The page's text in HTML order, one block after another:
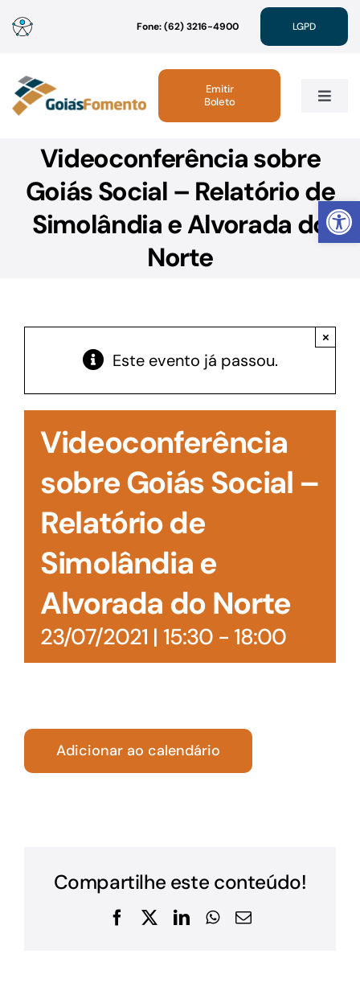
Abrir
para
conteúdo
Fone: (62) 3216-4900 LGPD
Toggle
Institucional
Acesso à Informação
Emitir
Boleto
Videoconferência sobre
Goiás Social – Relatório de
Simolândia e Alvorada do
Norte
Este evento já passou.
×
Videoconferência
sobre Goiás Social –
Relatório de
Simolândia e
Alvorada do Norte
23/07/2021 | 15:30- 18:00
Adicionar ao calendário
Compartilhe este conteúdo!
Facebook
X LinkedInWhatsApp
E-